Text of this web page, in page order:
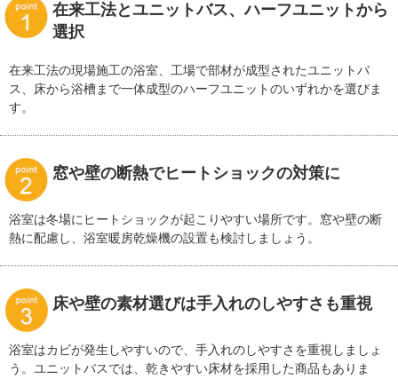
在来工法とユニットバス、ハーフユニットから
選択
在来工法の現場施工の浴室、工場で部材が成型されたユニットバ
ス、床から浴槽まで一体成型のハーフユニットのいずれかを選びま
す。
窓や壁の断熱でヒートショックの対策に
浴室は冬場にヒートショックが起こりやすい場所です。窓や壁の断
熱に配慮し、浴室暖房乾燥機の設置も検討しましょう。
床や壁の素材選びは手入れのしやすさも重視
浴室はカビが発生しやすいので、手入れのしやすさを重視しましょ
う。ユニットバスでは、乾きやすい床材を採用した商品もありま